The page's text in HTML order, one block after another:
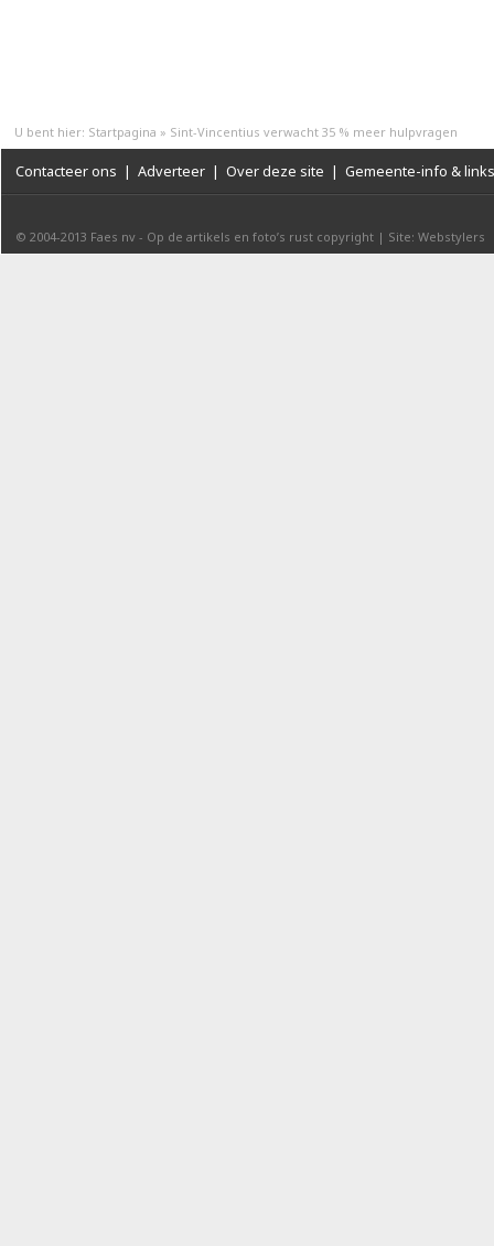
U bent hier: Startpagina » Sint-Vincentius verwacht 35 % meer hulpvragen
Contacteer ons | Adverteer | Over deze site | Gemeente-info & links
© 2004-2013 Faes nv - Op de artikels en foto’s rust copyright | Site: Webstylers